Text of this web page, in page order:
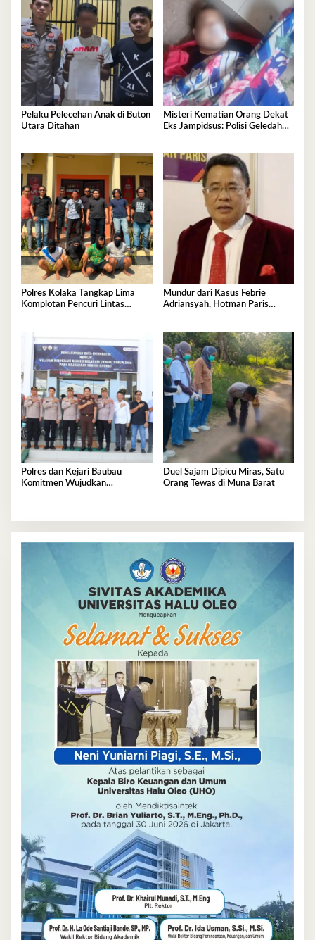
Pelaku Pelecehan Anak di Buton
Utara Ditahan
Misteri Kematian Orang Dekat
Eks Jampidsus: Polisi Geledah
Polres Kolaka Tangkap Lima
Komplotan Pencuri Lintas
Mundur dari Kasus Febrie
Adriansyah, Hotman Paris
Polres dan Kejari Baubau
Komitmen Wujudkan
Duel Sajam Dipicu Miras, Satu
Orang Tewas di Muna Barat